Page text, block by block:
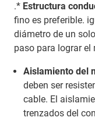
.* Estructura
fino es preferible.
diámetro de un
paso para lograr el
Aislamiento del
deben ser
cable. El
trenzados del